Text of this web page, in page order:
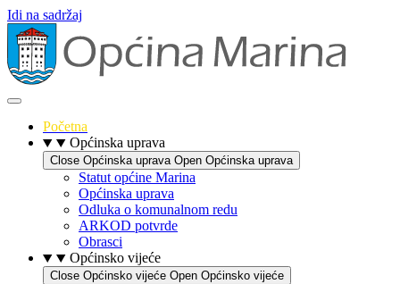
Idi na sadržaj
Početna
Općinska uprava
Close Općinska uprava Open Općinska uprava
Statut općine Marina
Općinska uprava
Odluka o komunalnom redu
ARKOD potvrde
Obrasci
Općinsko vijeće
Close Općinsko vijeće Open Općinsko vijeće